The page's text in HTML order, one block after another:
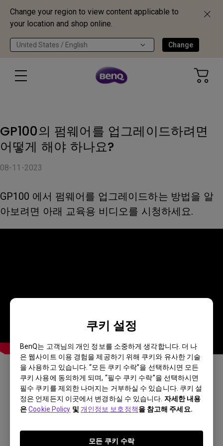
Change your region to view content applicable to
your location and shop online.
United States / English Change
쿠키 설정
BenQ는 고객님의 개인 정보를 소중하게 생각합니다. 더 나
은 웹사이트 이용 경험을 제공하기 위해 쿠키와 유사한 기술
을 사용하고 있습니다. “모든 쿠키 수락”을 선택하시면 모든
쿠키 사용에 동의하게 되며, “필수 쿠키 수락”을 선택하시면
필수 쿠키를 제외한 나머지는 거부하실 수 있습니다. 쿠키 설
정은 언제든지 이곳에서 변경하실 수 있습니다. 자세한 내용
은Cookie Policy 및 개인정보 보호정책을 참고해 주세요.
모든 쿠키 수락
GP100의 펌웨어를 업그레이드하려면
어떻게 해야 하나요?
08-11-2023
GP100 에서 펌웨어를 업그레이드하는 방법을 알
아보려면 아래 교육용 비디오를 시청하세요.
이 답변이 도움이 되셨습니까?
아니요